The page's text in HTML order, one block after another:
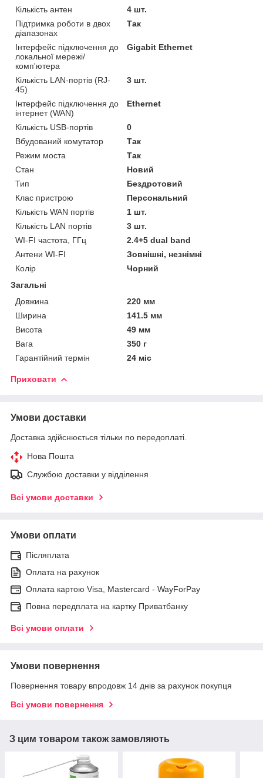
Кількість антен
4 шт.
Підтримка роботи в двох
діапазонах
Так
Інтерфейс підключення до
локальної мережі/
комп'ютера
Gigabit Ethernet
Кількість LAN-портів (RJ-
45)
3 шт.
Інтерфейс підключення до
інтернет (WAN)
Ethernet
Кількість USB-портів
0
Вбудований комутатор
Так
Режим моста
Так
Стан
Новий
Тип
Бездротовий
Клас пристрою
Персональний
Кількість WAN портів
1 шт.
Кількість LAN портів
3 шт.
WI-FI частота, ГГц
2.4+5 dual band
Антени WI-FI
Зовнішні, незнімні
Колір
Чорний
Загальні
Довжина
220 мм
Ширина
141.5 мм
Висота
49 мм
Вага
350 г
Гарантійний термін
24 міс
Приховати
Умови доставки
Доставка здійснюється тільки по передоплаті.
Нова Пошта
Службою доставки у відділення
Всі умови доставки
Умови оплати
Післяплата
Оплата на рахунок
Оплата картою Visa, Mastercard - WayForPay
Повна передплата на картку Приватбанку
Всі умови оплати
Умови повернення
Повернення товару впродовж 14 днів за рахунок покупця
Всі умови повернення
З цим товаром також замовляють